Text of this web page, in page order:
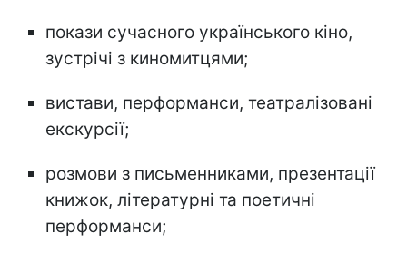
покази сучасного українського кіно,
зустрічі з киномитцями;
вистави, перформанси, театралізовані
екскурсії;
розмови з письменниками, презентації
книжок, літературні та поетичні
перформанси;